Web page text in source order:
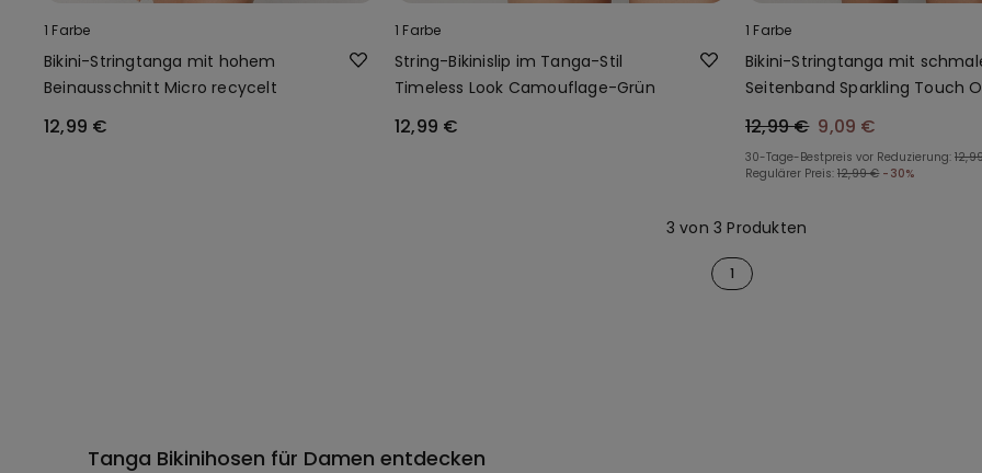
1 Farbe
Bikini-Stringtanga mit hohem
Beinausschnitt Micro recycelt
12,99 €
1 Farbe
String-Bikinislip im Tanga-Stil
Timeless Look Camouflage-Grün
12,99 €
1 Farbe
Bikini-Stringtanga mit
Seitenband Sparkling Touch
12,99 € 9,09 €
30-Tage-Bestpreis vor Reduzierung:
Regulärer Preis: 12,99 € -30%
3 von 3 Produkten
1
Tanga Bikinihosen für Damen entdecken